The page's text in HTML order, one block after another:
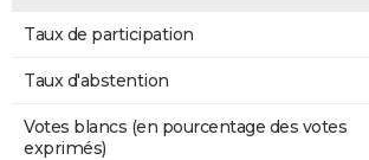
Taux de participation
Taux d'abstention
Votes blancs (en pourcentage des votes
exprimés)